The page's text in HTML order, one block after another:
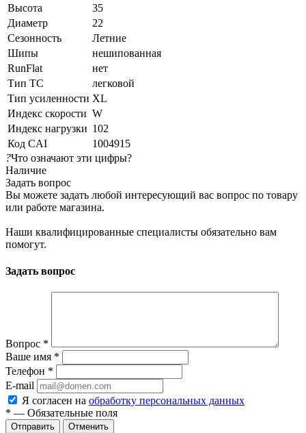
Высота
35
Диаметр
22
Сезонность
Летние
Шипы
нешипованная
RunFlat
нет
Тип ТС
легковой
Тип усиленности XL
Индекс скорости W
Индекс нагрузки 102
Код CAI
1004915
?Что означают эти цифры?
Наличие
Задать вопрос
Вы можете задать любой интересующий вас вопрос по товару
или работе магазина.
Наши квалифицированные специалисты обязательно вам
помогут.
Задать вопрос
Вопрос *
Ваше имя *
Телефон *
E-mail
Я согласен на обработку персональных данных
* — Обязательные поля
Отменить